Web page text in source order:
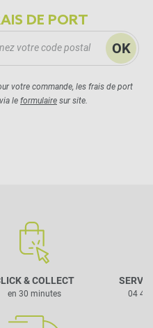
DE PORT
OK
votre commande, les frais de port
le formulaire sur site.
& COLLECT
en 30 minutes 04 42